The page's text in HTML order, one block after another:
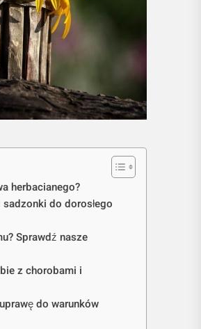
herbacianego?
do dorosłego
Sprawdź nasze
z chorobami i
do warunków